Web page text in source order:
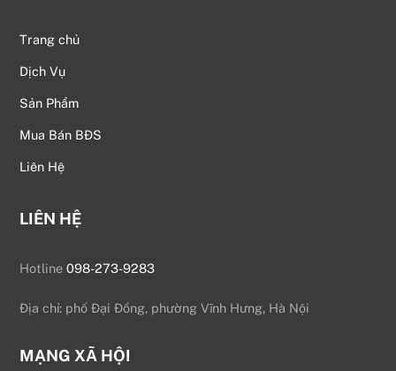
Trang chủ
Dịch Vụ
Sản Phẩm
Mua Bán BĐS
Liên Hệ
LIÊN HỆ
Hotline098-273-9283
Địa chỉ: phố Đại Đồng, phường Vĩnh Hưng, Hà Nội
MẠNG XÃ HỘI